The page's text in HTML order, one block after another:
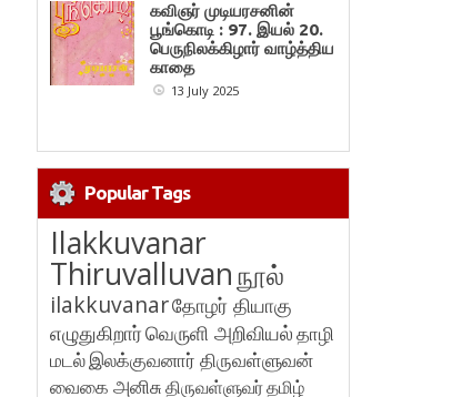
கவிஞர் முடியரசனின்
பூங்கொடி : 97. இயல் 20.
பெருநிலக்கிழார் வாழ்த்திய
காதை
13 July 2025
Popular Tags
Ilakkuvanar
Thiruvalluvanநூல்
ilakkuvanarதோழர் தியாகு
எழுதுகிறார்வெருளி அறிவியல்தாழி
மடல்இலக்குவனார் திருவள்ளுவன்
வைகை அனிசுதிருவள்ளுவர்தமிழ்